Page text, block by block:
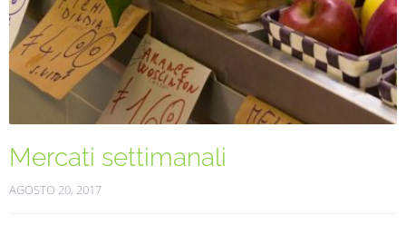
Mercati settimanali
AGOSTO 20, 2017